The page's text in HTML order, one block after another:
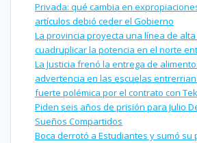
Privada: qué cambia en
artículos debió ceder el Gobierno
La provincia proyecta una línea de
cuadruplicar la potencia en el norte
La Justicia frenó la entrega de
advertencia en las escuelas
fuerte polémica por el contrato con
Piden seis años de prisión para Julio
Sueños Compartidos
Boca derrotó a Estudiantes y sumó su